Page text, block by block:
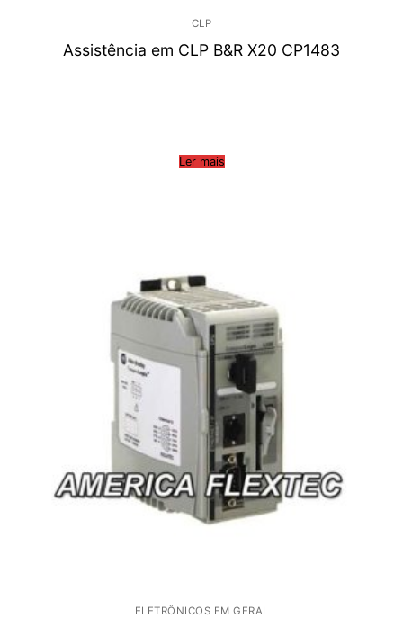
CLP
Assistência em CLP B&R X20 CP1483
Ler mais
ELETRÔNICOS EM GERAL